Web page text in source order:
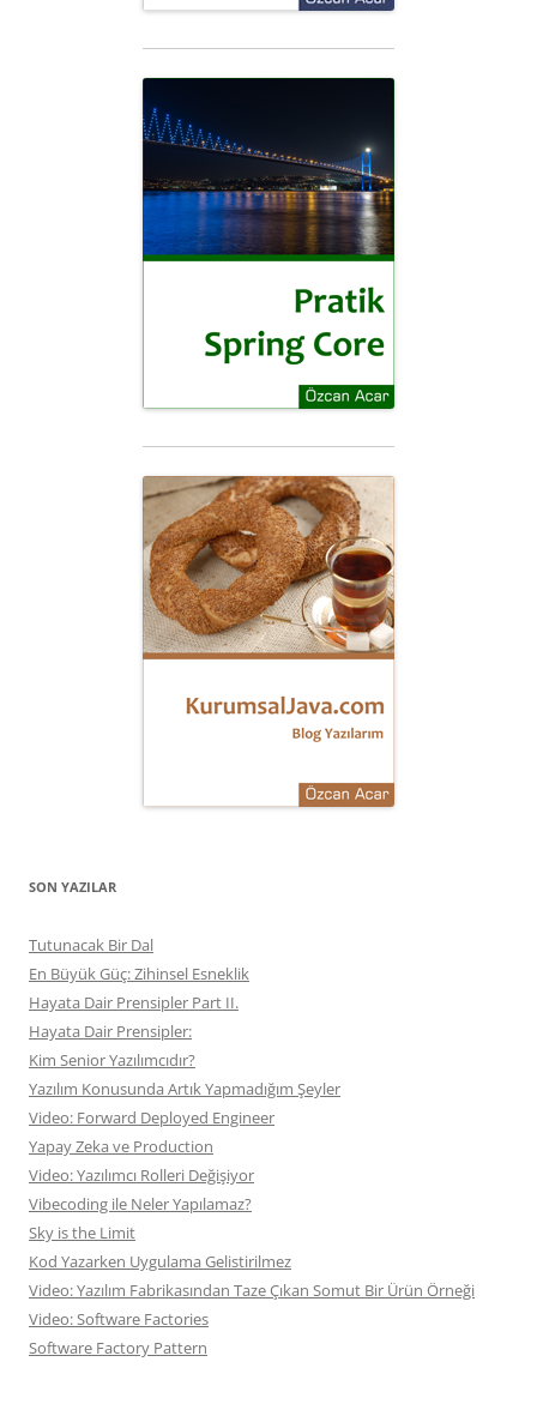
SON YAZILAR
Tutunacak Bir Dal
En Büyük Güç: Zihinsel Esneklik
Hayata Dair Prensipler Part II.
Hayata Dair Prensipler:
Kim Senior Yazılımcıdır?
Yazılım Konusunda Artık Yapmadığım Şeyler
Video: Forward Deployed Engineer
Yapay Zeka ve Production
Video: Yazılımcı Rolleri Değişiyor
Vibecoding ile Neler Yapılamaz?
Sky is the Limit
Kod Yazarken Uygulama Gelistirilmez
Video: Yazılım Fabrikasından Taze Çıkan Somut Bir Ürün Örneği
Video: Software Factories
Software Factory Pattern